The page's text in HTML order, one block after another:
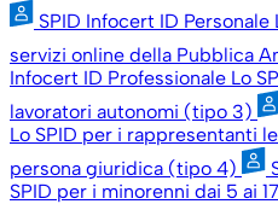
SPID Infocert ID Personale
servizi online della Pubblica
Infocert ID Professionale Lo
lavoratori autonomi (tipo 3)
Lo SPID per i rappresentanti
persona giuridica (tipo 4)
SPID per i minorenni dai 5 ai